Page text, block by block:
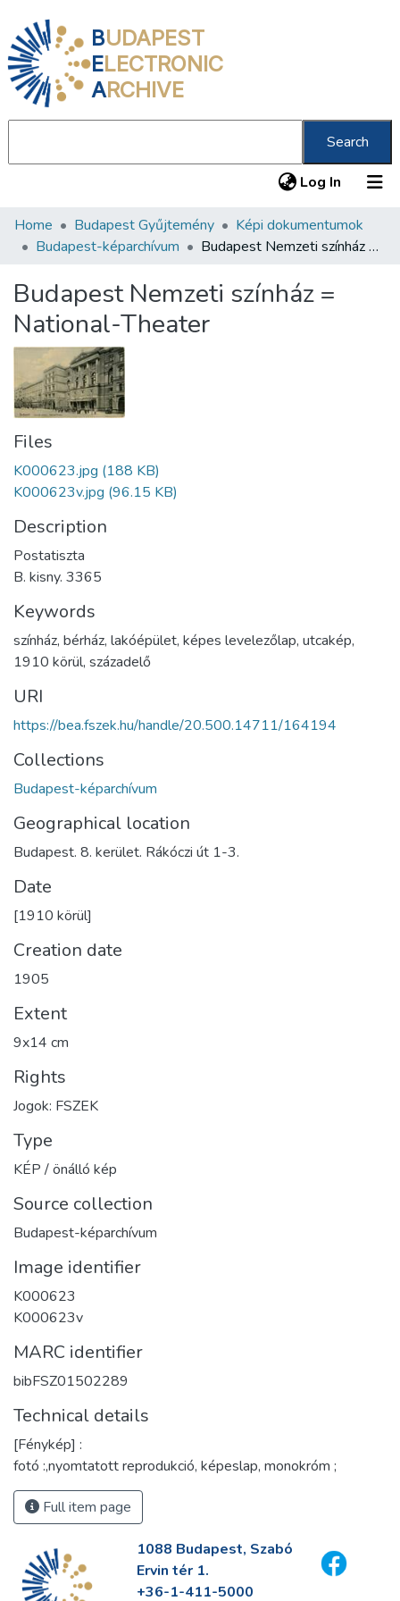
BUDAPEST
ELECTRONIC
ARCHIVE
Search
Log In (current)
Communities & Collections
Statistics
About us
Home Budapest Gyűjtemény
Képi dokumentumok
Budapest-képarchívum
Budapest Nemzeti színház = National-Theater
Budapest Nemzeti színház =
National-Theater
Files
K000623.jpg (188 KB)
K000623v.jpg (96.15 KB)
Description
Postatiszta
B. kisny. 3365
Keywords
színház, bérház, lakóépület, képes levelezőlap, utcakép,
1910 körül, századelő
URI
https://bea.fszek.hu/handle/20.500.14711/164194
Collections
Budapest-képarchívum
Geographical location
Budapest. 8. kerület. Rákóczi út 1-3.
Date
[1910 körül]
Creation date
1905
Extent
9x14 cm
Rights
Jogok: FSZEK
Type
KÉP / önálló kép
Source collection
Budapest-képarchívum
Image identifier
K000623
K000623v
MARC identifier
bibFSZ01502289
Technical details
[Fénykép] :
fotó :,nyomtatott reprodukció, képeslap, monokróm ;
Full item page
1088 Budapest, Szabó
Ervin tér 1.
+36-1-411-5000